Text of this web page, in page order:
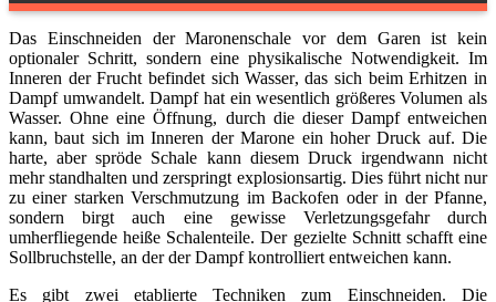
Das Einschneiden der Maronenschale vor dem Garen ist kein
optionaler Schritt, sondern eine physikalische Notwendigkeit. Im
Inneren der Frucht befindet sich Wasser, das sich beim Erhitzen in
Dampf umwandelt. Dampf hat ein wesentlich größeres Volumen als
Wasser. Ohne eine Öffnung, durch die dieser Dampf entweichen
kann, baut sich im Inneren der Marone ein hoher Druck auf. Die
harte, aber spröde Schale kann diesem Druck irgendwann nicht
mehr standhalten und zerspringt explosionsartig. Dies führt nicht nur
zu einer starken Verschmutzung im Backofen oder in der Pfanne,
sondern birgt auch eine gewisse Verletzungsgefahr durch
umherfliegende heiße Schalenteile. Der gezielte Schnitt schafft eine
Sollbruchstelle, an der der Dampf kontrolliert entweichen kann.
Es gibt zwei etablierte Techniken zum Einschneiden. Die